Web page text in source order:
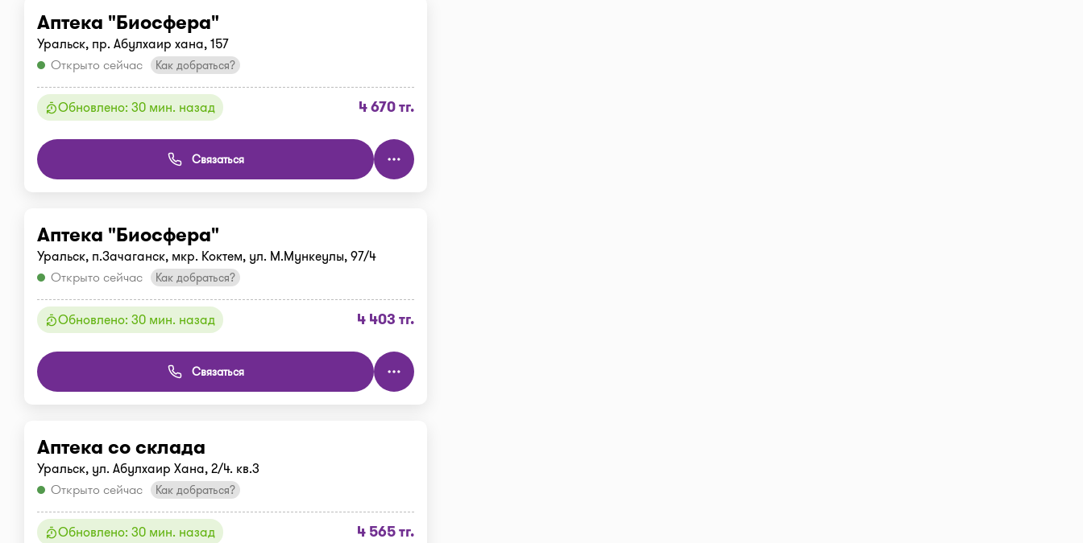
Аптека "Биосфера"
Уральск, пр. Абулхаир хана, 157
Открыто сейчас
Как добраться?
Обновлено: 30 мин. назад 4 670 тг.
Связаться
Аптека "Биосфера"
Уральск, п.Зачаганск, мкр. Коктем, ул. М.Мункеулы, 97/4
Открыто сейчас
Как добраться?
Обновлено: 30 мин. назад 4 403 тг.
Связаться
Аптека со склада
Уральск, ул. Абулхаир Хана, 2/4. кв.3
Открыто сейчас
Как добраться?
Обновлено: 30 мин. назад 4 565 тг.